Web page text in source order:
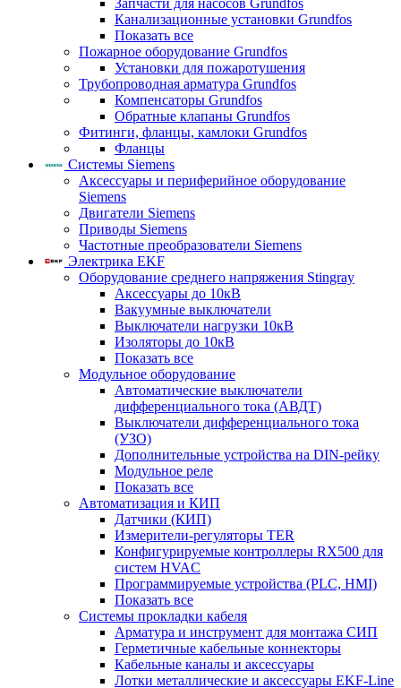
Запчасти для насосов Grundfos
Канализационные установки Grundfos
Показать все
Пожарное оборудование Grundfos
Установки для пожаротушения
Трубопроводная арматура Grundfos
Компенсаторы Grundfos
Обратные клапаны Grundfos
Фитинги, фланцы, камлоки Grundfos
Фланцы
Системы Siemens
Аксессуары и периферийное оборудование
Siemens
Двигатели Siemens
Приводы Siemens
Частотные преобразователи Siemens
Электрика EKF
Оборудование среднего напряжения Stingray
Аксессуары до 10кВ
Вакуумные выключатели
Выключатели нагрузки 10кВ
Изоляторы до 10кВ
Показать все
Модульное оборудование
Автоматические выключатели
дифференциального тока (АВДТ)
Выключатели дифференциального тока
(УЗО)
Дополнительные устройства на DIN-рейку
Модульное реле
Показать все
Автоматизация и КИП
Датчики (КИП)
Измерители-регуляторы TER
Конфигурируемые контроллеры RX500 для
систем HVAC
Программируемые устройства (PLC, HMI)
Показать все
Системы прокладки кабеля
Арматура и инструмент для монтажа СИП
Герметичные кабельные коннекторы
Кабельные каналы и аксессуары
Лотки металлические и аксессуары EKF-Line